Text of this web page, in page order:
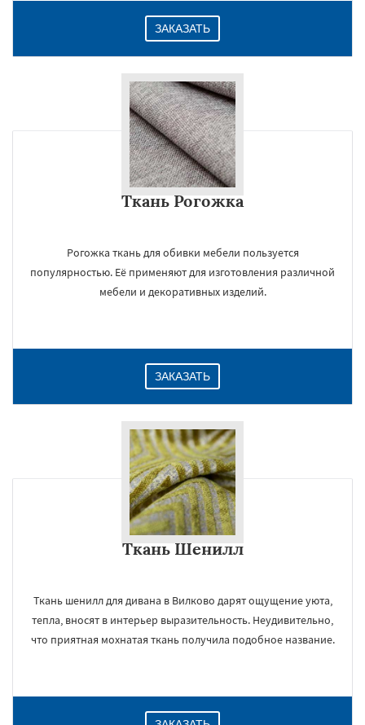
ЗАКАЗАТЬ
Ткань Рогожка
Рогожка ткань для обивки мебели пользуется
популярностью. Её применяют для изготовления различной
мебели и декоративных изделий.
ЗАКАЗАТЬ
Ткань Шенилл
Ткань шенилл для дивана в Вилково дарят ощущение уюта,
тепла, вносят в интерьер выразительность. Неудивительно,
что приятная мохнатая ткань получила подобное название.
Даю согласие на обработку персональных данных